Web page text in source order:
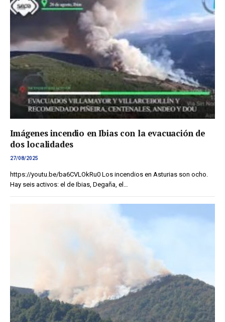
Imágenes incendio en Ibias con la evacuación de
dos localidades
27/08/2025
https://youtu.be/ba6CVLOkRu0 Los incendios en Asturias son ocho.
Hay seis activos: el de Ibias, Degaña, el…